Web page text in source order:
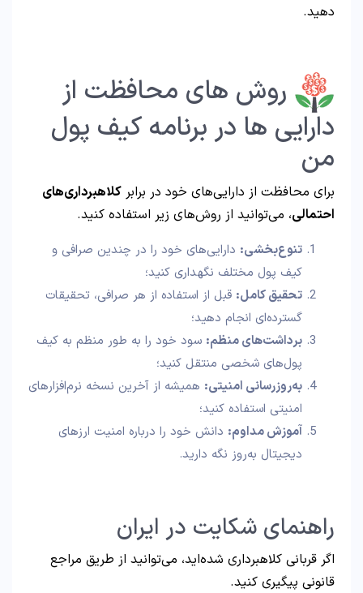
دهید.
روش‌ های محافظت از
دارایی‌ ها در برنامه کیف پول
من
برای محافظت از دارایی‌های خود در برابر کلاهبرداری‌های
احتمالی، می‌توانید از روش‌های زیر استفاده کنید.
تنوع‌بخشی: دارایی‌های خود را در چندین صرافی و
کیف پول مختلف نگهداری کنید؛
تحقیق کامل: قبل از استفاده از هر صرافی، تحقیقات
گسترده‌ای انجام دهید؛
برداشت‌های منظم: سود خود را به طور منظم به کیف
پول‌های شخصی منتقل کنید؛
به‌روزرسانی امنیتی: همیشه از آخرین نسخه نرم‌افزارهای
امنیتی استفاده کنید؛
آموزش مداوم: دانش خود را درباره امنیت ارزهای
دیجیتال به‌روز نگه دارید.
راهنمای شکایت در ایران
اگر قربانی کلاهبرداری شده‌اید، می‌توانید از طریق مراجع
قانونی پیگیری کنید.